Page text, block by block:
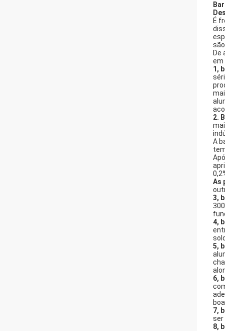
É
De
em
1,
2.
A
As
3,
4,
5,
6,
7,
ser
8,